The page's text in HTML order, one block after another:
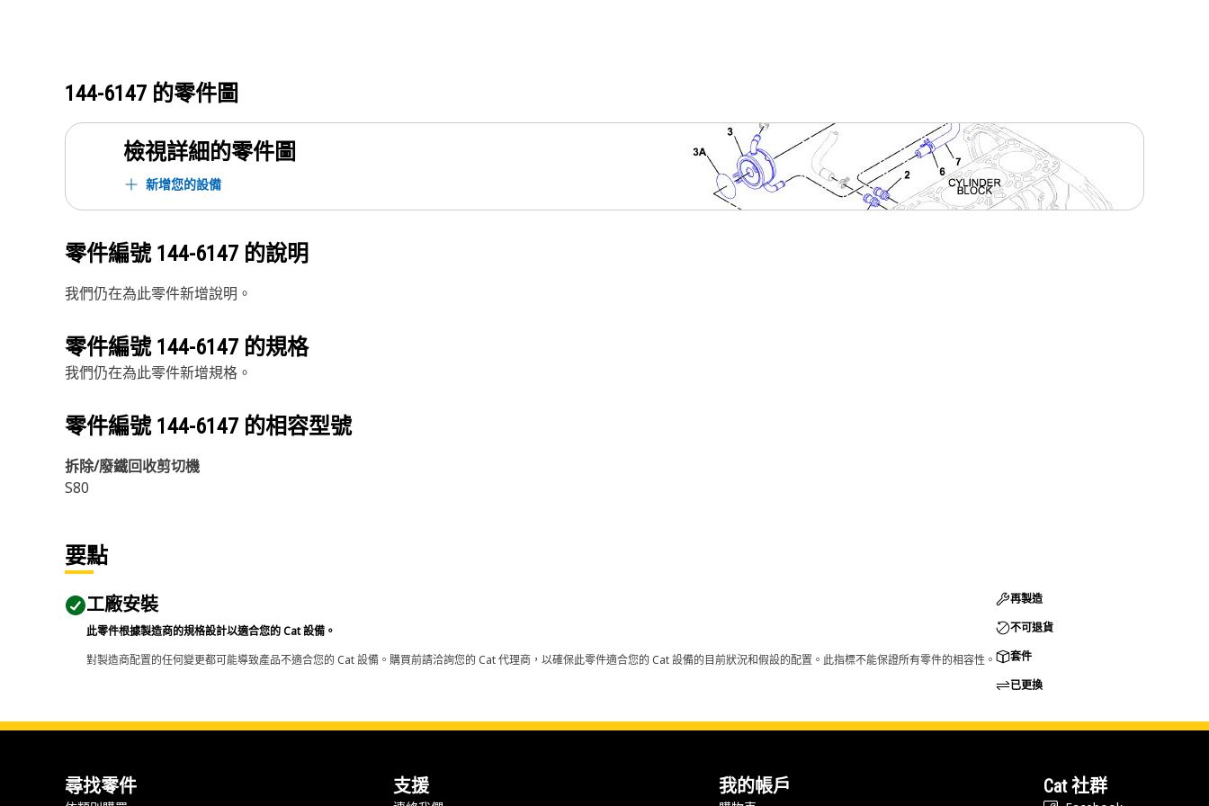
144-6147 的零件圖
檢視詳細的零件圖
新增您的設備
零件編號 144-6147 的說明
我們仍在為此零件新增說明。
零件編號 144-6147 的規格
我們仍在為此零件新增規格。
零件編號 144-6147 的相容型號
拆除/廢鐵回收剪切機
S80
要點
工廠安裝
此零件根據製造商的規格設計以適合您的 Cat 設備。
對製造商配置的任何變更都可能導致產品不適合您的 Cat 設備。購買前請洽詢您的 Cat 代理商，以確保此零件適合您的 Cat 設備的目前狀況和假設的配置。此指標不能保證所有零件的相容性。
再製造
不可退貨
套件
已更換
尋找零件 支援 我的帳戶 Cat 社群